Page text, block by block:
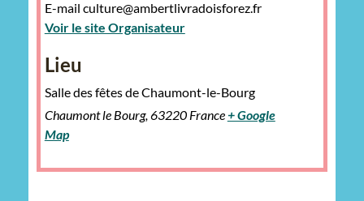
Lieu
Salle des fêtes de Chaumont-le-Bourg
Chaumont le Bourg,63220 France + Google
Map
E-mail culture@ambertlivradoisforez.fr
Voir le site Organisateur